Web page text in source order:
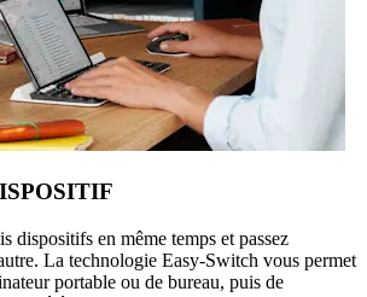
dispositifs en même temps et passez
La technologie Easy-Switch vous permet
portable ou de bureau, puis de